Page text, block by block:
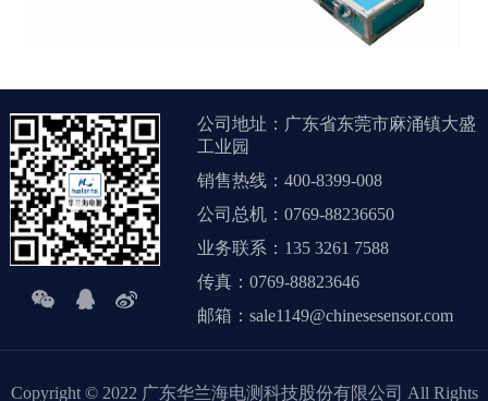
公司地址：广东省东莞市麻涌镇大盛
工业园
销售热线：400-8399-008
公司总机：0769-88236650
业务联系：135 3261 7588
传真：0769-88823646
邮箱：sale1149@chinesesensor.com
Copyright © 2022 广东华兰海电测科技股份有限公司 All Rights